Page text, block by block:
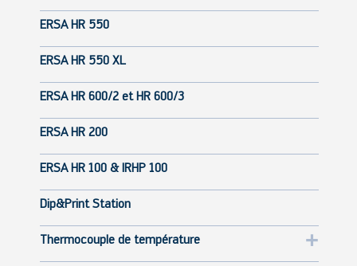
ERSA HR 550
ERSA HR 550 XL
ERSA HR 600/2 et HR 600/3
ERSA HR 200
ERSA HR 100 & IRHP 100
Dip&Print Station
Thermocouple de température